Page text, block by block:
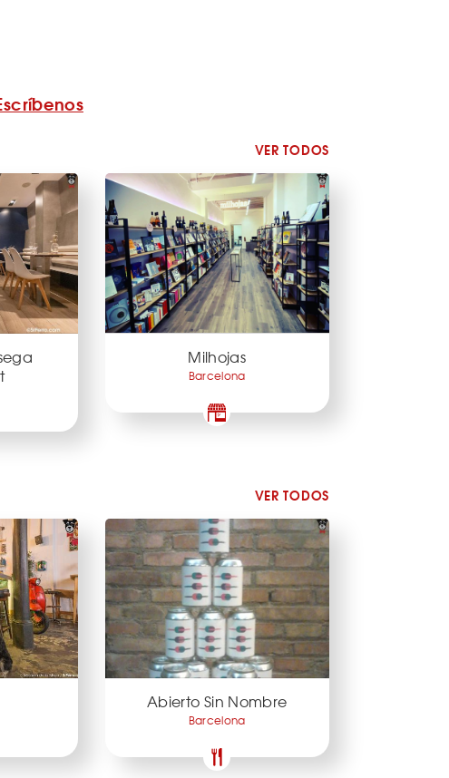
VER TODOS
Milhojas
Barcelona
VER TODOS
Abierto Sin Nombre
Barcelona